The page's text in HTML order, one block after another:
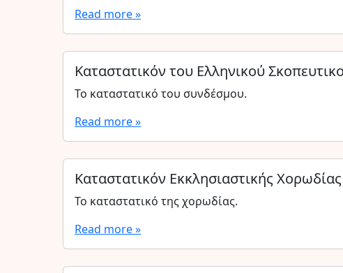
Read more »
Καταστατικόν του Ελληνικού
Το καταστατικό του συνδέσμου.
Read more »
Καταστατικόν Εκκλησιαστικής
Το καταστατικό της χορωδίας.
Read more »